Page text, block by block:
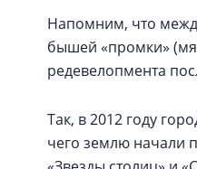
Напомним, что
бышей «промки»
редевелопмента
Так, в 2012 году
чего землю начали